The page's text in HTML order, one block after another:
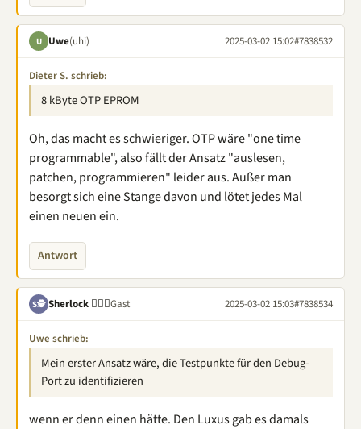
U Uwe(uhi) 2025-03-02 15:02#7838532
Dieter S. schrieb:
8 kByte OTP EPROM
Oh, das macht es schwieriger. OTP wäre "one time
programmable", also fällt der Ansatz "auslesen,
patchen, programmieren" leider aus. Außer man
besorgt sich eine Stange davon und lötet jedes Mal
einen neuen ein.
Antwort
S🕵 Sherlock 🕵🏽‍♂️Gast 2025-03-02 15:03#7838534
Uwe schrieb:
Mein erster Ansatz wäre, die Testpunkte für den Debug-
Port zu identifizieren
wenn er denn einen hätte. Den Luxus gab es damals